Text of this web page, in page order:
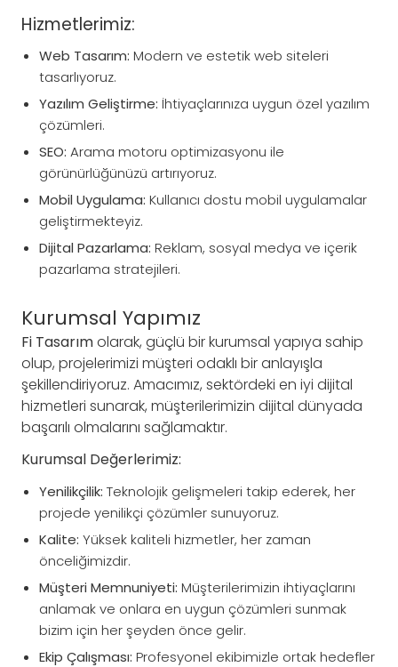
Hizmetlerimiz:
Web Tasarım: Modern ve estetik web siteleri
tasarlıyoruz.
Yazılım Geliştirme: İhtiyaçlarınıza uygun özel yazılım
çözümleri.
SEO: Arama motoru optimizasyonu ile
görünürlüğünüzü artırıyoruz.
Mobil Uygulama: Kullanıcı dostu mobil uygulamalar
geliştirmekteyiz.
Dijital Pazarlama: Reklam, sosyal medya ve içerik
pazarlama stratejileri.
Kurumsal Yapımız
Fi Tasarımolarak, güçlü bir kurumsal yapıya sahip
olup, projelerimizi müşteri odaklı bir anlayışla
şekillendiriyoruz. Amacımız, sektördeki en iyi dijital
hizmetleri sunarak, müşterilerimizin dijital dünyada
başarılı olmalarını sağlamaktır.
Kurumsal Değerlerimiz:
Yenilikçilik: Teknolojik gelişmeleri takip ederek, her
projede yenilikçi çözümler sunuyoruz.
Kalite: Yüksek kaliteli hizmetler, her zaman
önceliğimizdir.
Müşteri Memnuniyeti: Müşterilerimizin ihtiyaçlarını
anlamak ve onlara en uygun çözümleri sunmak
bizim için her şeyden önce gelir.
Ekip Çalışması: Profesyonel ekibimizle ortak hedefler